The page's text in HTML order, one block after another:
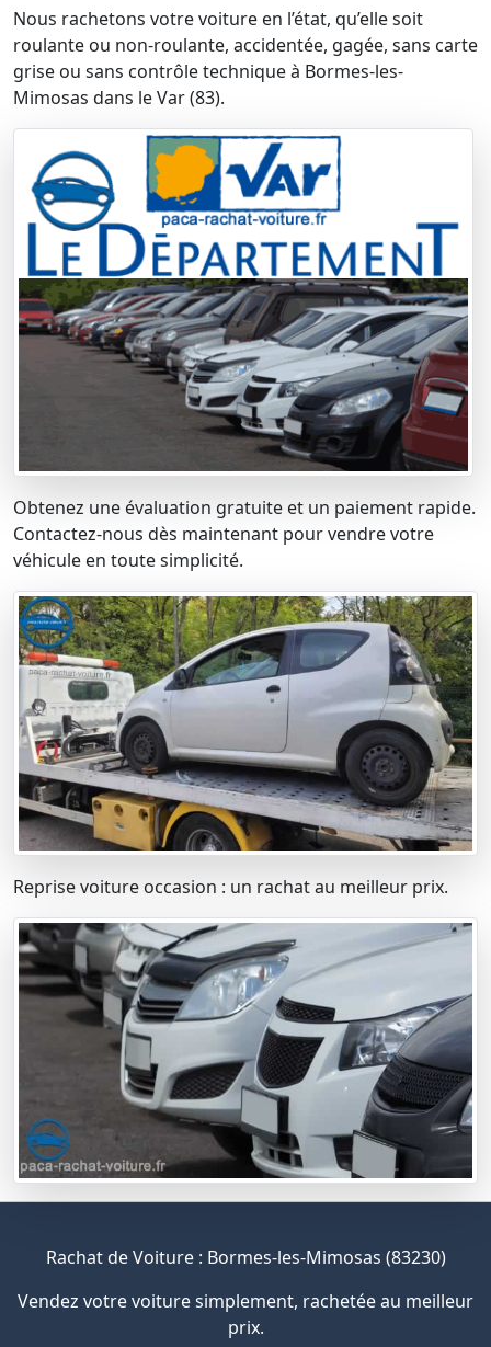
Nous rachetons votre voiture en l’état, qu’elle soit
roulante ou non-roulante, accidentée, gagée, sans carte
grise ou sans contrôle technique à Bormes-les-
Mimosas dans le Var (83).
Obtenez une évaluation gratuite et un paiement rapide.
Contactez-nous dès maintenant pour vendre votre
véhicule en toute simplicité.
Reprise voiture occasion : un rachat au meilleur prix.
Rachat de Voiture : Bormes-les-Mimosas (83230)
Vendez votre voiture simplement, rachetée au meilleur
prix.